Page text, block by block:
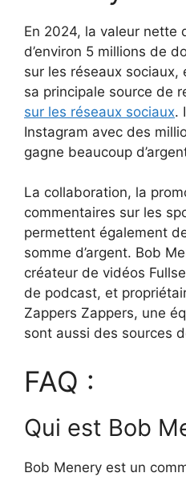
En 2024, la valeur nette
d’environ 5 millions de
sur les réseaux
sa principale source de
sur les réseaux sociaux.
Instagram avec des
gagne beaucoup
La collaboration, la
commentaires sur les
permettent également
somme d’argent. Bob
créateur de vidéos
de podcast, et
Zappers Zappers, une
sont aussi des sources
FAQ :
Qui est Bob
Bob Menery est un